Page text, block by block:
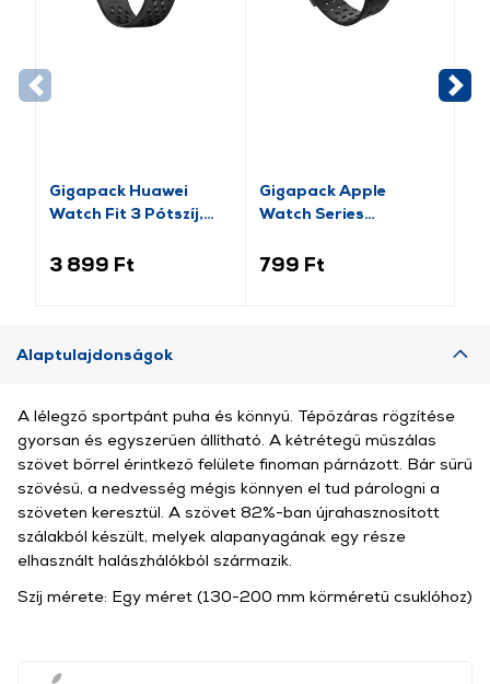
Gigapack Huawei
Watch Fit 3 Pótszíj,
3 899 Ft
Gigapack Apple
Watch Series
fekete/rozéarany (GP-
799 Ft
Alaptulajdonságok
A lélegző sportpánt puha és könnyű. Tépőzáras rögzítése
gyorsan és egyszerűen állítható. A kétrétegű műszálas
szövet bőrrel érintkező felülete finoman párnázott. Bár sűrű
szövésű, a nedvesség mégis könnyen el tud párologni a
szöveten keresztül. A szövet 82%-ban újrahasznosított
szálakból készült, melyek alapanyagának egy része
elhasznált halászhálókból származik.
Szíj mérete: Egy méret (130-200 mm körméretű csuklóhoz)